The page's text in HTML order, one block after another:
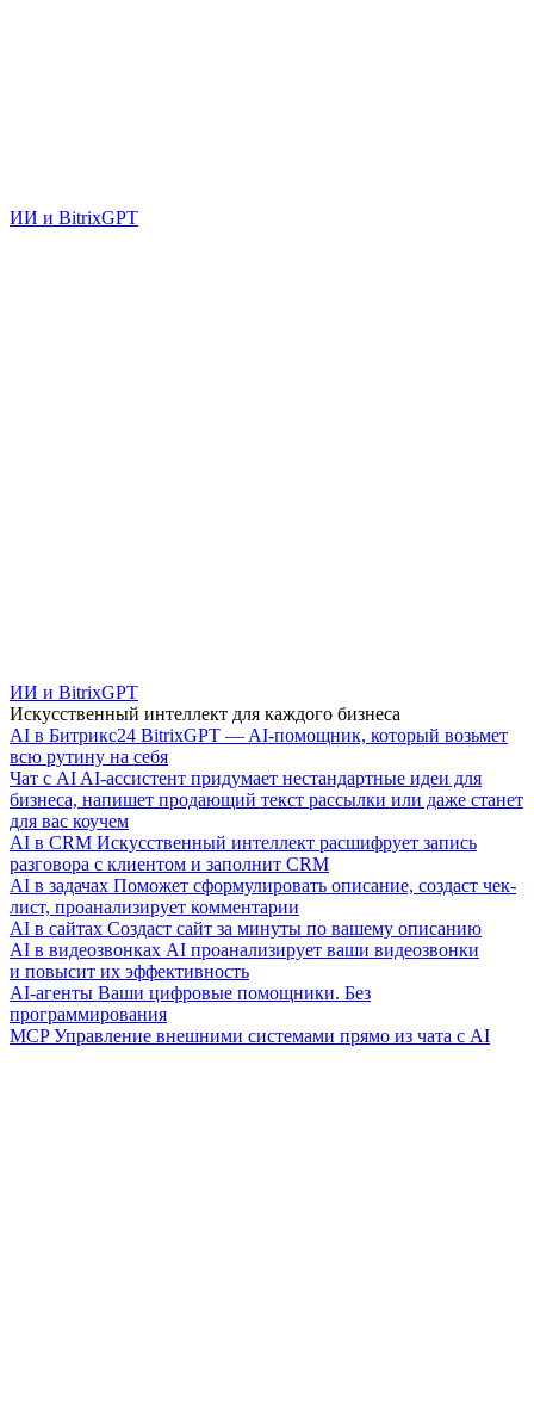
ИИ и BitrixGPT
ИИ и BitrixGPT
Искусственный интеллект для каждого бизнеса
AI в Битрикс24 BitrixGPT — AI-помощник, который возьмет
всю рутину на себя
Чат с AI AI-ассистент придумает нестандартные идеи для
бизнеса, напишет продающий текст рассылки или даже станет
для вас коучем
AI в CRM Искусственный интеллект расшифрует запись
разговора с клиентом и заполнит CRM
AI в задачах Поможет сформулировать описание, создаст чек-
лист, проанализирует комментарии
AI в сайтах Создаст сайт за минуты по вашему описанию
AI в видеозвонках AI проанализирует ваши видеозвонки
и повысит их эффективность
AI-агенты Ваши цифровые помощники. Без
программирования
MCP Управление внешними системами прямо из чата с AI